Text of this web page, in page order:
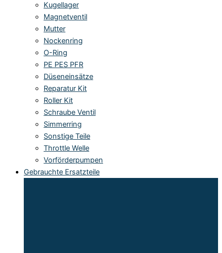
Kugellager
Magnetventil
Mutter
Nockenring
O-Ring
PE PES PFR
Düseneinsätze
Reparatur Kit
Roller Kit
Schraube Ventil
Simmerring
Sonstige Teile
Throttle Welle
Vorförderpumpen
Gebrauchte Ersatzteile